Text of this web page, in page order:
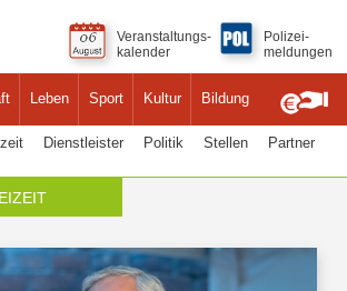
Leben Sport Kultur Bildung
Veranstaltungs-
kalender
Polizei-
meldungen
Dienstleister Politik Stellen Partner